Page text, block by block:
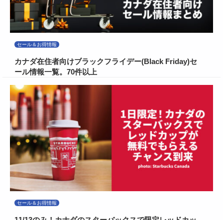
セール＆お得情報
カナダ在住者向けブラックフライデー(Black Friday)セ
ール情報一覧。70件以上
セール＆お得情報